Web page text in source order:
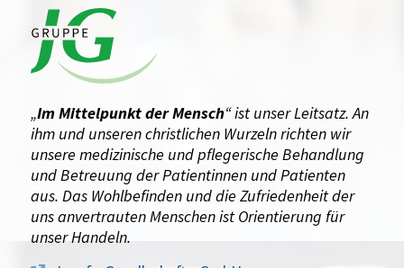
„Im Mittelpunkt der Mensch“ ist unser Leitsatz. An
ihm und unseren christlichen Wurzeln richten wir
unsere medizinische und pflegerische Behandlung
und Betreuung der Patientinnen und Patienten
aus. Das Wohlbefinden und die Zufriedenheit der
uns anvertrauten Menschen ist Orientierung für
unser Handeln.